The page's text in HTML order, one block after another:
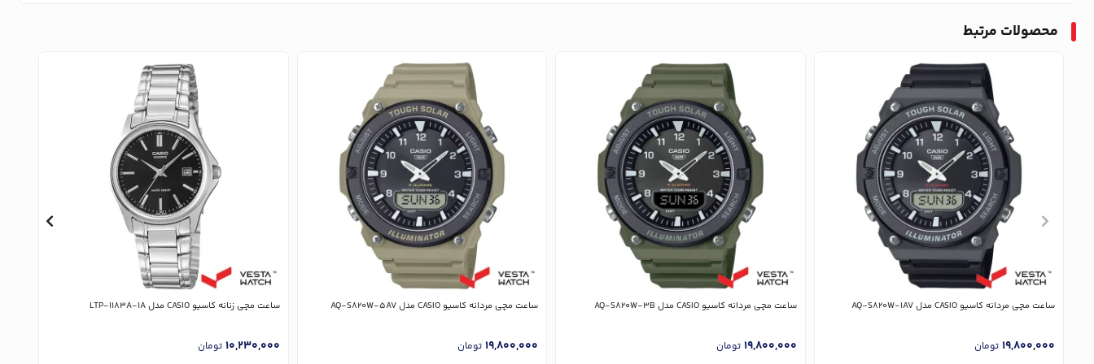
محصولات مرتبط
ساعت مچی مردانه کاسیو CASIO مدل AQ-S820W-1AV
19,800,000 تومان
ساعت مچی مردانه کاسیو CASIO مدل AQ-S820W-3B
19,800,000 تومان
ساعت مچی مردانه کاسیو CASIO مدل AQ-S820W-5AV
19,800,000 تومان
ساعت مچی زنانه کاسیو CASIO مدل LTP-1183A-1A
10,230,000 تومان